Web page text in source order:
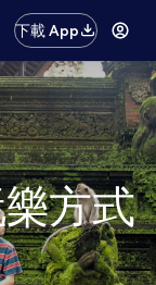
下載 App
方式